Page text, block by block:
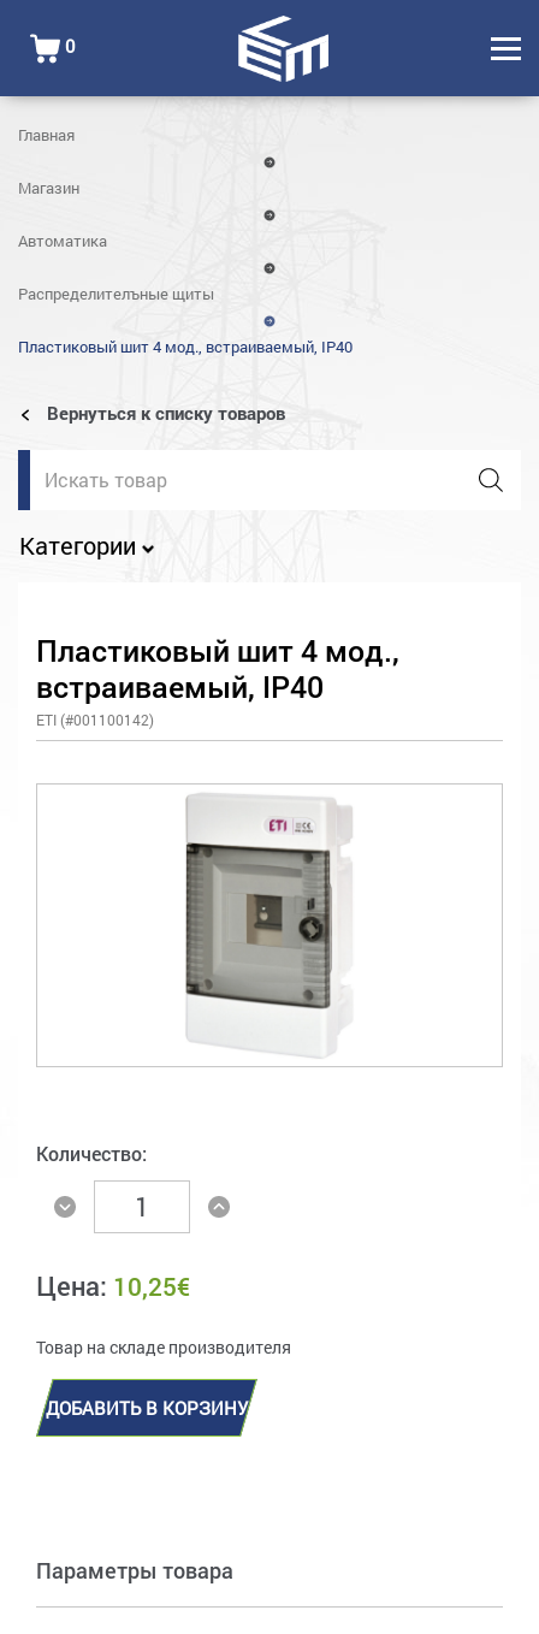
0
Главная
Магазин
Автоматика
Распределителъные щиты
Пластиковый шит 4 мод., встраиваемый, IP40
Вернуться к списку товаров
Поиск
товаров
Категории
Пластиковый шит 4 мод.,
встраиваемый, IP40
ETI (#001100142)
Количество:
Цена: 10,25€
Товар на складе производителя
ДОБАВИТЬ В КОРЗИНУ
Параметры товара